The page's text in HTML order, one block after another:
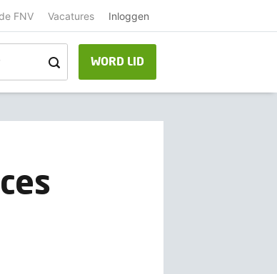
FNV Vacatures Inloggen
WORD LID